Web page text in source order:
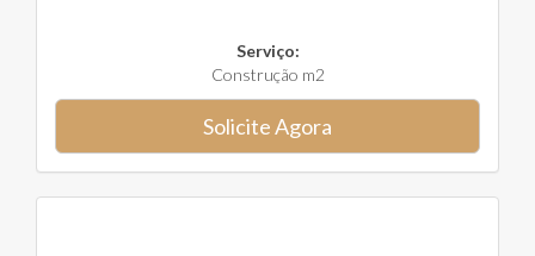
Serviço:
Construção m2
Solicite Agora